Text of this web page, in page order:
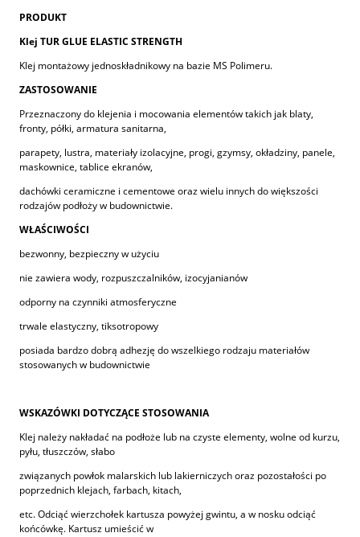
PRODUKT
Klej TUR GLUE ELASTIC STRENGTH
Klej montażowy jednoskładnikowy na bazie MS Polimeru.
ZASTOSOWANIE
Przeznaczony do klejenia i mocowania elementów takich jak blaty,
fronty, półki, armatura sanitarna,
parapety, lustra, materiały izolacyjne, progi, gzymsy, okładziny, panele,
maskownice, tablice ekranów,
dachówki ceramiczne i cementowe oraz wielu innych do większości
rodzajów podłoży w budownictwie.
WŁAŚCIWOŚCI
bezwonny, bezpieczny w użyciu
nie zawiera wody, rozpuszczalników, izocyjanianów
odporny na czynniki atmosferyczne
trwale elastyczny, tiksotropowy
posiada bardzo dobrą adhezję do wszelkiego rodzaju materiałów
stosowanych w budownictwie
WSKAZÓWKI DOTYCZĄCE STOSOWANIA
Klej należy nakładać na podłoże lub na czyste elementy, wolne od kurzu,
pyłu, tłuszczów, słabo
związanych powłok malarskich lub lakierniczych oraz pozostałości po
poprzednich klejach, farbach, kitach,
etc. Odciąć wierzchołek kartusza powyżej gwintu, a w nosku odciąć
końcówkę. Kartusz umieścić w